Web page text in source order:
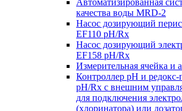
качества воды MRD-2
Насос дозирующий
EF110 pH/Rx
Насос дозирующий
EF158 pH/Rx
Измерительная ячейка и
Контроллер рН и редокс-
pH/Rx с внешним
для подключения
(хлоринатора) или